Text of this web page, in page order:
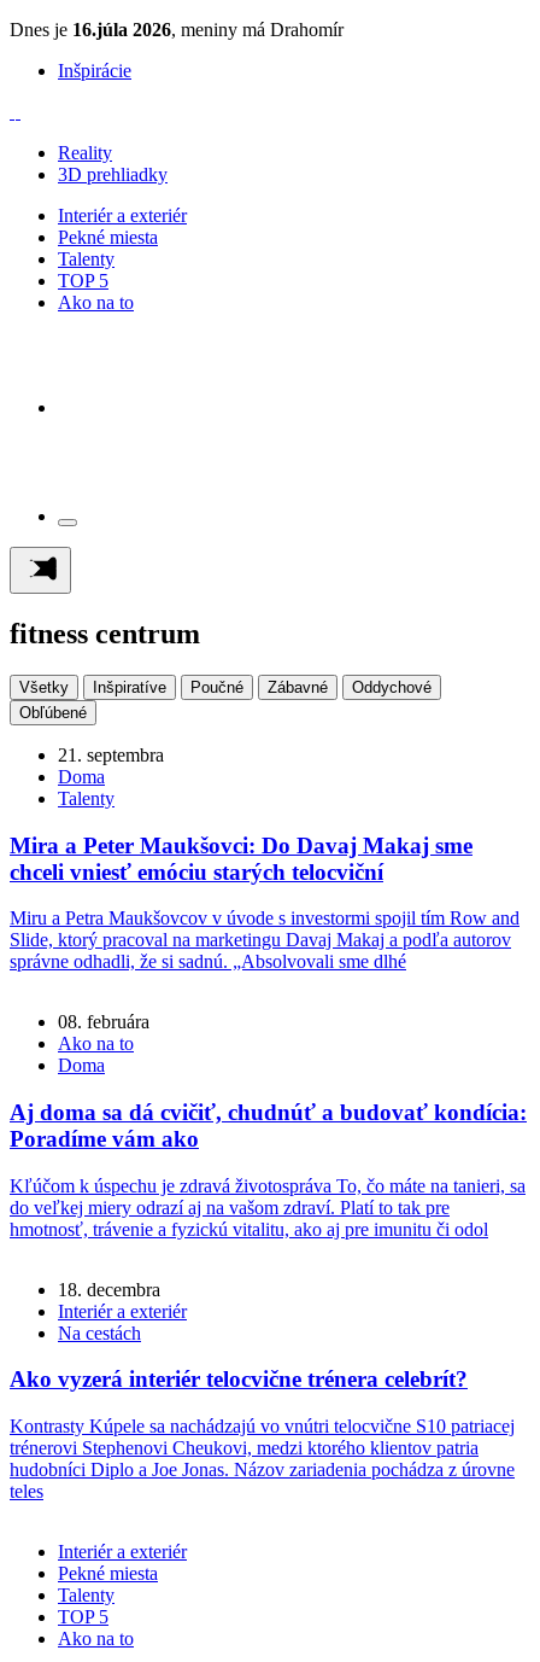
Dnes je 16.júla 2026, meniny má Drahomír
Inšpirácie
Reality
3D prehliadky
Interiér a exteriér
Pekné miesta
Talenty
TOP 5
Ako na to
fitness centrum
Všetky Inšpiratíve Poučné Zábavné
Oddychové
Obľúbené
21. septembra
Doma
Talenty
Mira a Peter Maukšovci: Do Davaj Makaj sme
chceli vniesť emóciu starých telocviční
Miru a Petra Maukšovcov v úvode s investormi spojil tím Row and
Slide, ktorý pracoval na marketingu Davaj Makaj a podľa autorov
správne odhadli, že si sadnú. „Absolvovali sme dlhé
08. februára
Ako na to
Doma
Aj doma sa dá cvičiť, chudnúť a budovať kondícia:
Poradíme vám ako
Kľúčom k úspechu je zdravá životospráva To, čo máte na tanieri, sa
do veľkej miery odrazí aj na vašom zdraví. Platí to tak pre
hmotnosť, trávenie a fyzickú vitalitu, ako aj pre imunitu či odol
18. decembra
Interiér a exteriér
Na cestách
Ako vyzerá interiér telocvične trénera celebrít?
Kontrasty Kúpele sa nachádzajú vo vnútri telocvične S10 patriacej
trénerovi Stephenovi Cheukovi, medzi ktorého klientov patria
hudobníci Diplo a Joe Jonas. Názov zariadenia pochádza z úrovne
teles
Interiér a exteriér
Pekné miesta
Talenty
TOP 5
Ako na to